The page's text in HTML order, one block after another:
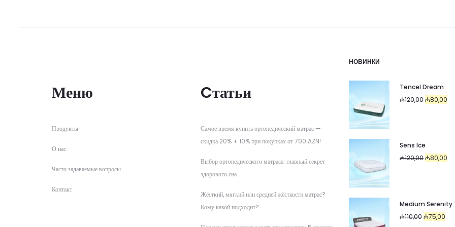
Меню
Продукты
О нас
Часто задаваемые вопросы
Контакт
Cтатьи
Самое время купить ортопедический матрас —
скидка 20% + 10% при покупках от 700 AZN!
Выбор ортопедического матраса: главный секрет
здорового сна
Жёсткий, мягкий или средней жёсткости матрас?
Кому какой подходит?
НОВИНКИ
Tencel Dream
₼120,00₼80,00
Sens Ice
₼120,00₼80,00
Medium Serenity
₼110,00₼75,00